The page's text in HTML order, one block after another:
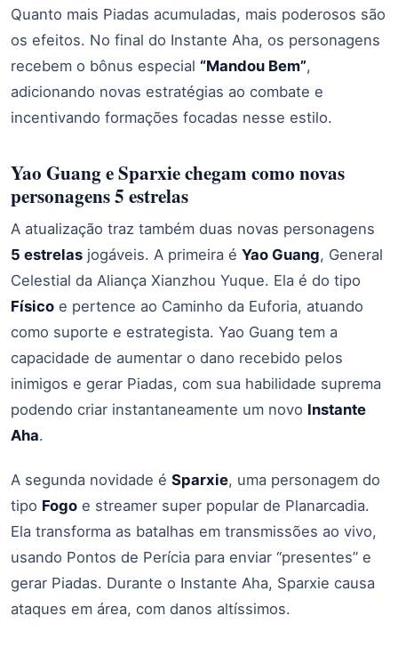
Quanto mais Piadas acumuladas, mais poderosos são
os efeitos. No final do Instante Aha, os personagens
recebem o bônus especial “Mandou Bem”,
adicionando novas estratégias ao combate e
incentivando formações focadas nesse estilo.
Yao Guang e Sparxie chegam como novas
personagens 5 estrelas
A atualização traz também duas novas personagens
5 estrelas jogáveis. A primeira é Yao Guang, General
Celestial da Aliança Xianzhou Yuque. Ela é do tipo
Físico e pertence ao Caminho da Euforia, atuando
como suporte e estrategista. Yao Guang tem a
capacidade de aumentar o dano recebido pelos
inimigos e gerar Piadas, com sua habilidade suprema
podendo criar instantaneamente um novo Instante
Aha.
A segunda novidade é Sparxie, uma personagem do
tipo Fogo e streamer super popular de Planarcadia.
Ela transforma as batalhas em transmissões ao vivo,
usando Pontos de Perícia para enviar “presentes” e
gerar Piadas. Durante o Instante Aha, Sparxie causa
ataques em área, com danos altíssimos.